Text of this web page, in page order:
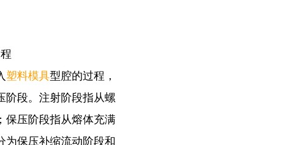
塑料模具型腔的过程，
阶段。注射阶段指从螺
保压阶段指从熔体充满
为保压补缩流动阶段和